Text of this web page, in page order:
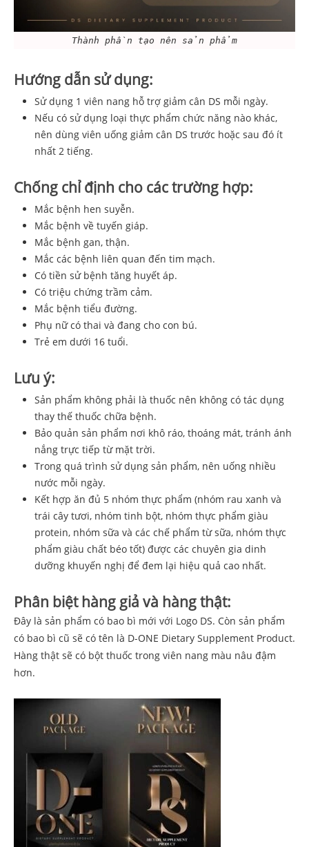
Thành phần tạo nên sản phẩm
Hướng dẫn sử dụng:
Sử dụng 1 viên nang hỗ trợ giảm cân DS mỗi ngày.
Nếu có sử dụng loại thực phẩm chức năng nào khác,
nên dùng viên uống giảm cân DS trước hoặc sau đó ít
nhất 2 tiếng.
Chống chỉ định cho các trường hợp:
Mắc bệnh hen suyễn.
Mắc bệnh về tuyến giáp.
Mắc bệnh gan, thận.
Mắc các bệnh liên quan đến tim mạch.
Có tiền sử bệnh tăng huyết áp.
Có triệu chứng trầm cảm.
Mắc bệnh tiểu đường.
Phụ nữ có thai và đang cho con bú.
Trẻ em dưới 16 tuổi.
Lưu ý:
Sản phẩm không phải là thuốc nên không có tác dụng
thay thế thuốc chữa bệnh.
Bảo quản sản phẩm nơi khô ráo, thoáng mát, tránh ánh
nắng trực tiếp từ mặt trời.
Trong quá trình sử dụng sản phẩm, nên uống nhiều
nước mỗi ngày.
Kết hợp ăn đủ 5 nhóm thực phẩm (nhóm rau xanh và
trái cây tươi, nhóm tinh bột, nhóm thực phẩm giàu
protein, nhóm sữa và các chế phẩm từ sữa, nhóm thực
phẩm giàu chất béo tốt) được các chuyên gia dinh
dưỡng khuyến nghị để đem lại hiệu quả cao nhất.
Phân biệt hàng giả và hàng thật:
Đây là sản phẩm có bao bì mới với Logo DS. Còn sản phẩm
có bao bì cũ sẽ có tên là D-ONE Dietary Supplement Product.
Hàng thật sẽ có bột thuốc trong viên nang màu nâu đậm
hơn.